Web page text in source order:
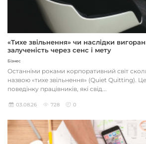
«Тихе звільнення» чи наслідки
залученість через сенс і мету
Бізнес
Останніми роками корпоративний світ
назвою «тихе звільнення» (Quiet Quitting).
поведінку працівників, які свід...
03.08.26 728 0